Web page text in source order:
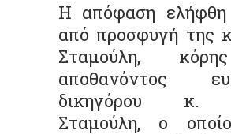
Η απόφαση ελήφθη
από προσφυγή της
Σταμούλη,
αποθανόντος
δικηγόρου κ.
Σταμούλη, ο